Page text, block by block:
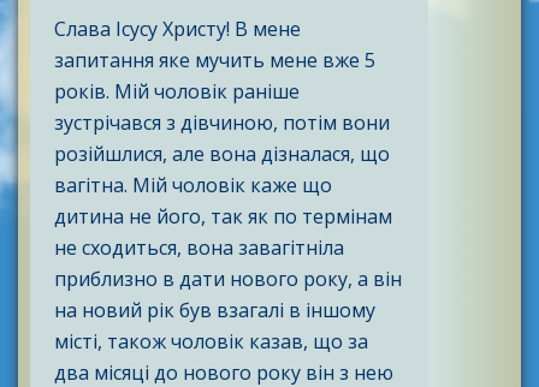
Слава Ісусу Христу! В мене
запитання яке мучить мене вже 5
років. Мій чоловік раніше
зустрічався з дівчиною, потім вони
розійшлися, але вона дізналася, що
вагітна. Мій чоловік каже що
дитина не його, так як по термінам
не сходиться, вона завагітніла
приблизно в дати нового року, а він
на новий рік був взагалі в іншому
місті, також чоловік казав, що за
два місяці до нового року він з нею